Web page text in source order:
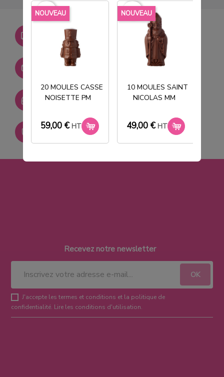
NOUVEAU
20 MOULES CASSE
NOISETTE PM
59,00 € HT
favorite_border NOUVEAU
10 MOULES SAINT
NICOLAS MM
49,00 € HT
favorite_border
Livraison gratuite dès
750€ HT
Stock permanent :
SAV réactif
Paiement sécurisé
Recevez notre newsletter
J'accepte les termes et conditions et la politique de
confidentialité. Lire les conditions d'utilisation.